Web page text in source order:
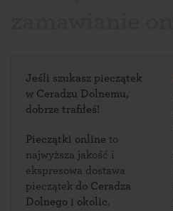
Jeśli szukasz pieczątek
w Ceradzu Dolnemu,
dobrze trafiłeś!
Pieczątki online to
najwyższa jakość i
ekspresowa dostawa
pieczątek do Ceradza
Dolnego i okolic.